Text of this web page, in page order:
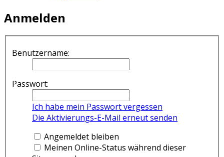
Anmelden
Benutzername:
Passwort:
Ich habe mein Passwort vergessen
Die Aktivierungs-E-Mail erneut senden
Angemeldet bleiben
Meinen Online-Status während dieser